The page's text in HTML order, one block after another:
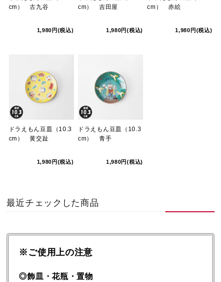
cm） 古九谷
1,980円(税込)
cm） 吉田屋
1,980円(税込)
cm） 赤絵
1,980円(税込)
ドラえもん豆皿（10.3
cm） 黄交趾
1,980円(税込)
ドラえもん豆皿（10.3
cm） 青手
1,980円(税込)
最近チェックした商品
※ご使用上の注意
◎飾皿・花瓶・置物